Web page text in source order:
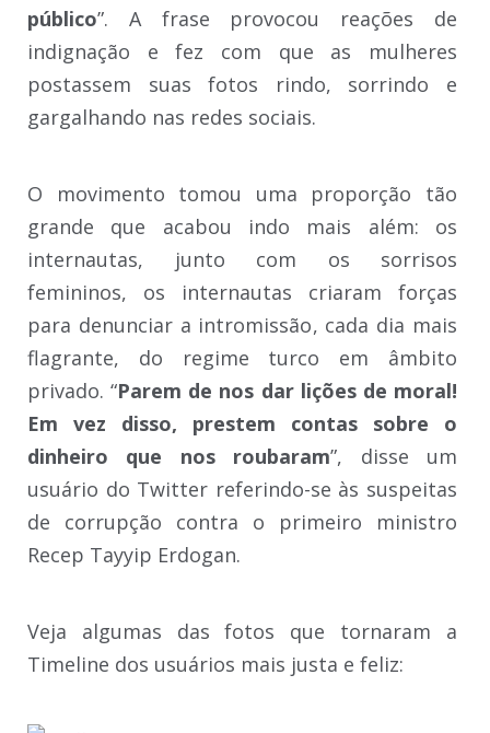
público”. A frase provocou reações de
indignação e fez com que as mulheres
postassem suas fotos rindo, sorrindo e
gargalhando nas redes sociais.
O movimento tomou uma proporção tão
grande que acabou indo mais além: os
internautas, junto com os sorrisos
femininos, os internautas criaram forças
para denunciar a intromissão, cada dia mais
flagrante, do regime turco em âmbito
privado. “Parem de nos dar lições de moral!
Em vez disso, prestem contas sobre o
dinheiro que nos roubaram”, disse um
usuário do Twitter referindo-se às suspeitas
de corrupção contra o primeiro ministro
Recep Tayyip Erdogan.
Veja algumas das fotos que tornaram a
Timeline dos usuários mais justa e feliz: